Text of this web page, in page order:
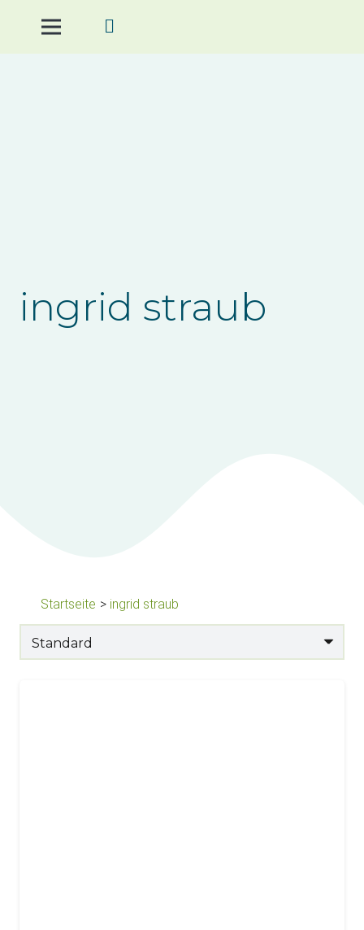
ingrid straub
Startseite > ingrid straub